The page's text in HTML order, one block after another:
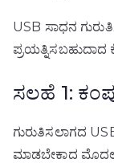
USB ಸಾಧನ
ಪ್ರಯತ್ನಿಸಬಹುದಾದ
ಸಲಹೆ 1:
ಗುರುತಿಸಲಾಗದ
ಮಾಡಬೇಕಾದ